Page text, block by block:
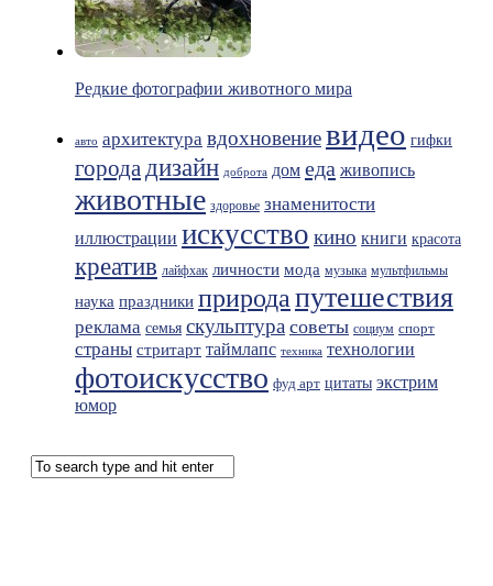
Редкие фотографии животного мира
авто архитектура вдохновениевидео гифки
городадизайн доброта дом еда живопись
животные здоровье знаменитости
иллюстрации искусство кино книги красота
креатив лайфхак личности мода музыка мультфильмы
наука праздники природапутешествия
реклама семья скульптура советы социум спорт
страны стритарт таймлапс техника технологии
фотоискусство фуд арт цитаты экстрим
юмор